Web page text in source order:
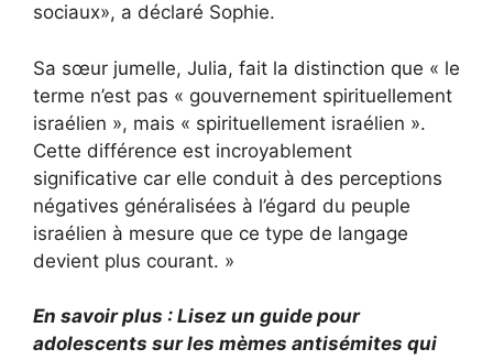
sociaux», a déclaré Sophie.
Sa sœur jumelle, Julia, fait la distinction que « le
terme n’est pas « gouvernement spirituellement
israélien », mais « spirituellement israélien ».
Cette différence est incroyablement
significative car elle conduit à des perceptions
négatives généralisées à l’égard du peuple
israélien à mesure que ce type de langage
devient plus courant. »
En savoir plus : Lisez un guide pour
adolescents sur les mèmes antisémites qui